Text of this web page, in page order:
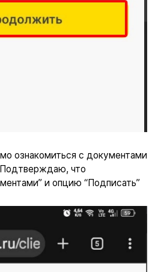
ознакомиться с документами
что
и опцию “Подписать”